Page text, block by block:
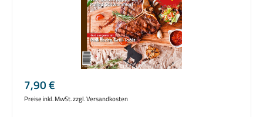
Regulärer Preis:
7,90 €
Preise inkl. MwSt. zzgl. Versandkosten